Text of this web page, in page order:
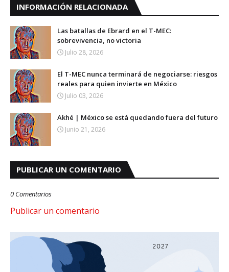
INFORMACIÓN RELACIONADA
Las batallas de Ebrard en el T-MEC:
sobrevivencia, no victoria
Julio 28, 2026
El T-MEC nunca terminará de negociarse: riesgos
reales para quien invierte en México
Julio 03, 2026
Akhé | México se está quedando fuera del futuro
Junio 21, 2026
PUBLICAR UN COMENTARIO
0 Comentarios
Publicar un comentario